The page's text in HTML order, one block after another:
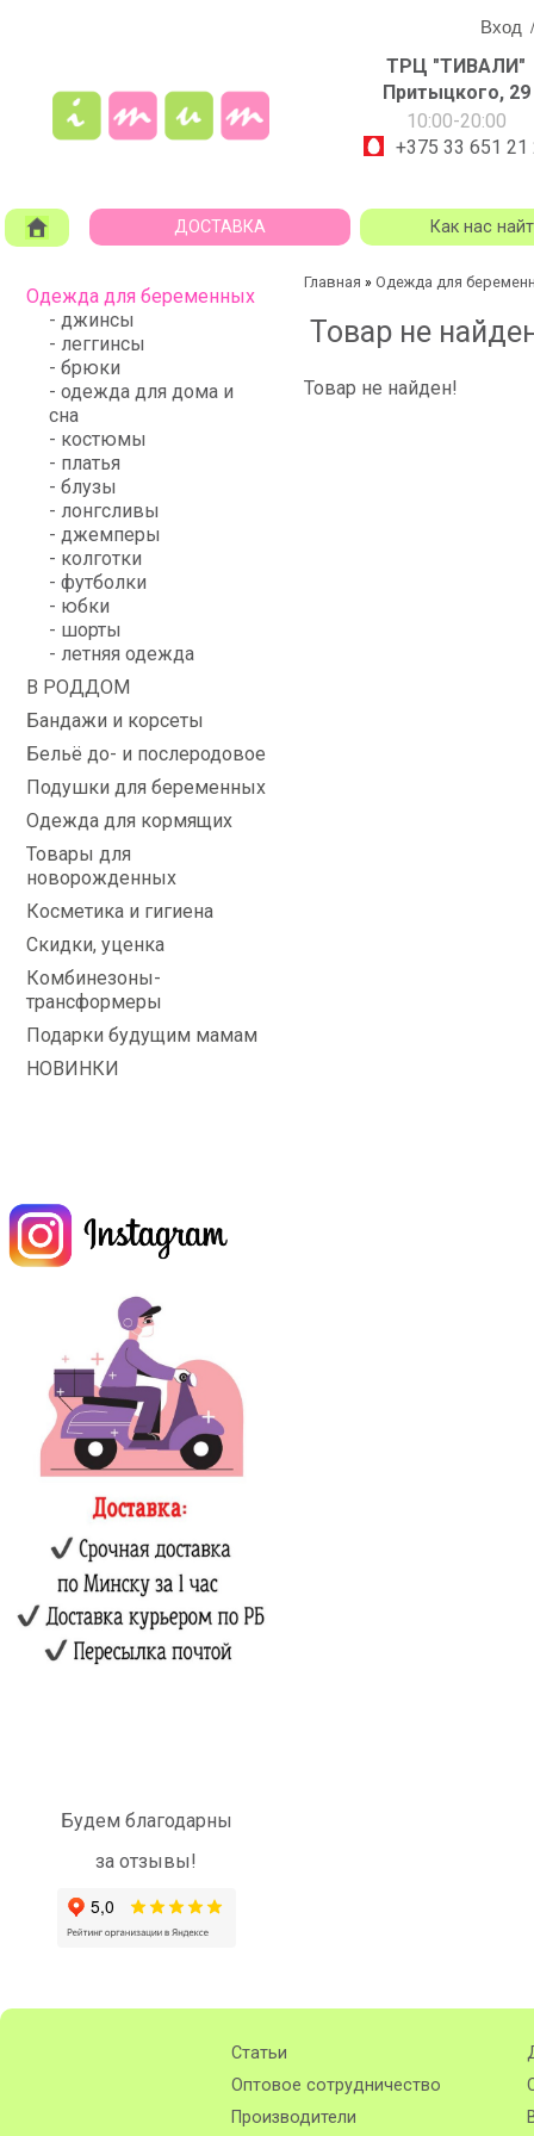
Вход
ТРЦ "ТИВАЛИ"
Притыцкого, 29
10:00-20:00
+375 33 651 21
ДОСТАВКА Как нас
Одежда для беременных
- джинсы
- леггинсы
- брюки
- одежда для дома и
сна
- костюмы
- платья
- блузы
- лонгсливы
- джемперы
- колготки
- футболки
- юбки
- шорты
- летняя одежда
В РОДДОМ
Бандажи и корсеты
Бельё до- и послеродовое
Подушки для беременных
Одежда для кормящих
Товары для
новорожденных
Косметика и гигиена
Скидки, уценка
Комбинезоны-
трансформеры
Подарки будущим мамам
НОВИНКИ
Будем благодарны
за отзывы!
Главная » Одежда для
Товар не
Товар не найден!
Статьи
Оптовое сотрудничество
Производители